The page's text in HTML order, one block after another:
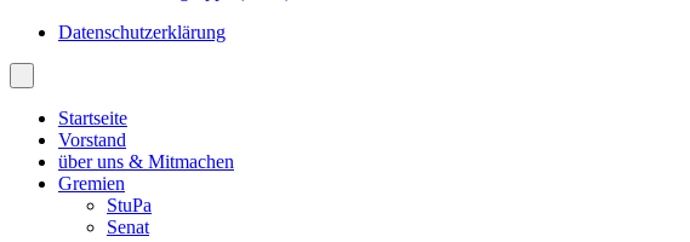
Datenschutzerklärung
Startseite
Vorstand
über uns & Mitmachen
Gremien
StuPa
Senat